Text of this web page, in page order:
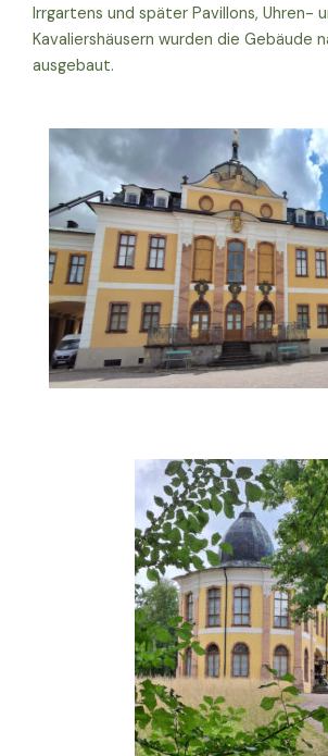
Irrgartens und später Pavillons, Uhren-
Kavaliershäusern wurden die Gebäude
ausgebaut.